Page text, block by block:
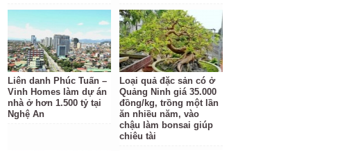
Liên danh Phúc Tuấn –
Vinh Homes làm dự án
nhà ở hơn 1.500 tỷ tại
Nghệ An
Loại quả đặc sản có ở
Quảng Ninh giá 35.000
đồng/kg, trồng một lần
ăn nhiều năm, vào
chậu làm bonsai giúp
chiêu tài